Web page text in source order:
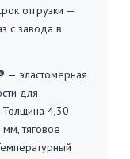
отгрузки —
с завода в
— эластомерная
для
4,30
тяговое